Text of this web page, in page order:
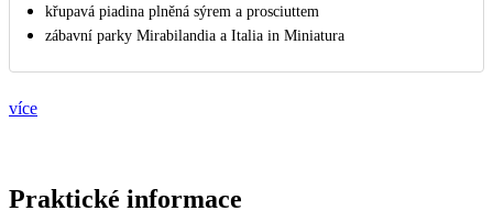
křupavá piadina plněná sýrem a prosciuttem
zábavní parky Mirabilandia a Italia in Miniatura
více
Praktické informace